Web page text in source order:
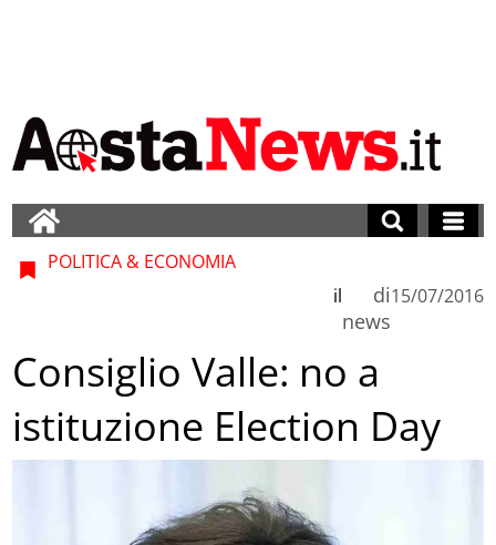
POLITICA & ECONOMIA
di
news
il 15/07/2016
Consiglio Valle: no a
istituzione Election Day